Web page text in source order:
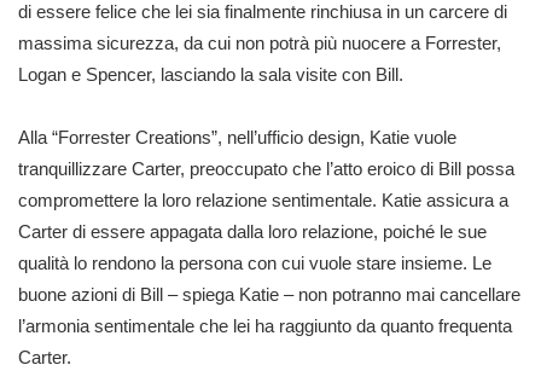
di essere felice che lei sia finalmente rinchiusa in un carcere di
massima sicurezza, da cui non potrà più nuocere a Forrester,
Logan e Spencer, lasciando la sala visite con Bill.
Alla “Forrester Creations”, nell’ufficio design, Katie vuole
tranquillizzare Carter, preoccupato che l’atto eroico di Bill possa
compromettere la loro relazione sentimentale. Katie assicura a
Carter di essere appagata dalla loro relazione, poiché le sue
qualità lo rendono la persona con cui vuole stare insieme. Le
buone azioni di Bill – spiega Katie – non potranno mai cancellare
l’armonia sentimentale che lei ha raggiunto da quanto frequenta
Carter.